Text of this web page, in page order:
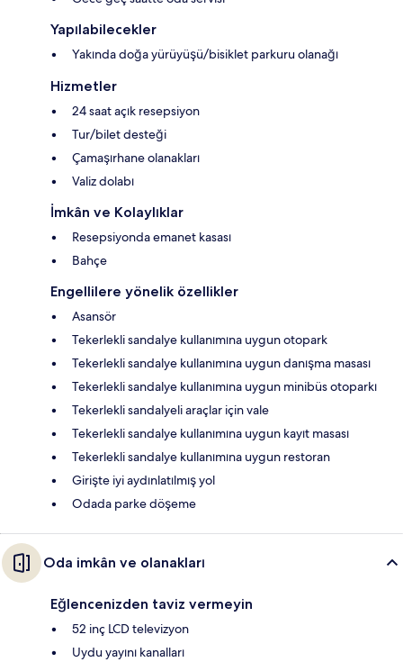
Yapılabilecekler
Yakında doğa yürüyüşü/bisiklet parkuru olanağı
Hizmetler
24 saat açık resepsiyon
Tur/bilet desteği
Çamaşırhane olanakları
Valiz dolabı
İmkân ve Kolaylıklar
Resepsiyonda emanet kasası
Bahçe
Engellilere yönelik özellikler
Asansör
Tekerlekli sandalye kullanımına uygun otopark
Tekerlekli sandalye kullanımına uygun danışma masası
Tekerlekli sandalye kullanımına uygun minibüs otoparkı
Tekerlekli sandalyeli araçlar için vale
Tekerlekli sandalye kullanımına uygun kayıt masası
Tekerlekli sandalye kullanımına uygun restoran
Girişte iyi aydınlatılmış yol
Odada parke döşeme
Oda imkân ve olanakları
Eğlencenizden taviz vermeyin
52 inç LCD televizyon
Uydu yayını kanalları